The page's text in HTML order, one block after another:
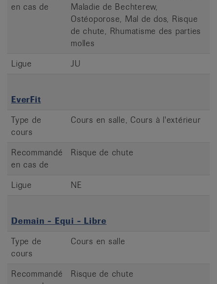
en cas de
Maladie de Bechterew,
Ostéoporose, Mal de dos, Risque
de chute, Rhumatisme des parties
molles
Ligue
JU
EverFit
Type de
cours
Cours en salle, Cours à l'extérieur
Recommandé
en cas de
Risque de chute
Ligue NE
Demain - Equi - Libre
Type de
cours
Cours en salle
Recommandé
Risque de chute